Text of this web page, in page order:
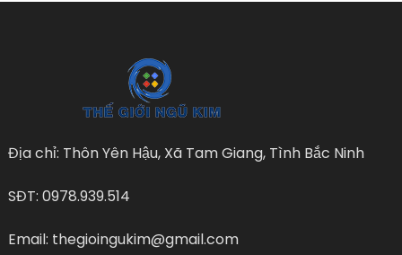
Địa chỉ: Thôn Yên Hậu, Xã Tam Giang, Tình Bắc Ninh
SĐT: 0978.939.514
Email: thegioingukim@gmail.com